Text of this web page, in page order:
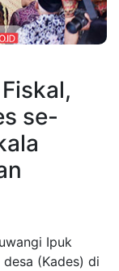
se-
Ipuk
(Kades) di